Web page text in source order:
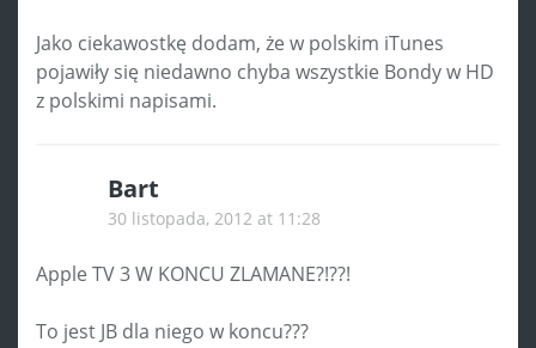
Jako ciekawostkę dodam, że w polskim iTunes
pojawiły się niedawno chyba wszystkie Bondy w HD
z polskimi napisami.
Bart
30 listopada, 2012 at 11:28
Apple TV 3 W KONCU ZLAMANE?!??!
To jest JB dla niego w koncu???